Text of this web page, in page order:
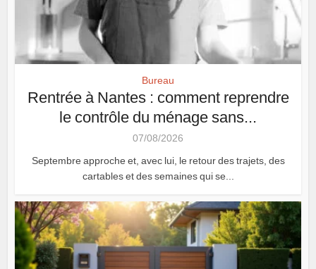
Bureau
Rentrée à Nantes : comment reprendre
le contrôle du ménage sans...
07/08/2026
Septembre approche et, avec lui, le retour des trajets, des
cartables et des semaines qui se...